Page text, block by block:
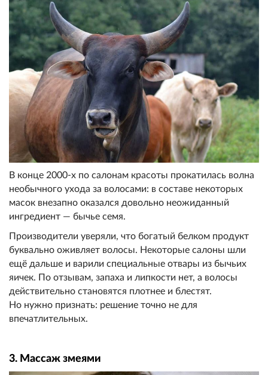
В конце 2000-х по салонам красоты прокатилась волна
необычного ухода за волосами: в составе некоторых
масок внезапно оказался довольно неожиданный
ингредиент — бычье семя.
Производители уверяли, что богатый белком продукт
буквально оживляет волосы. Некоторые салоны шли
ещё дальше и варили специальные отвары из бычьих
яичек. По отзывам, запаха и липкости нет, а волосы
действительно становятся плотнее и блестят.
Но нужно признать: решение точно не для
впечатлительных.
3. Массаж змеями